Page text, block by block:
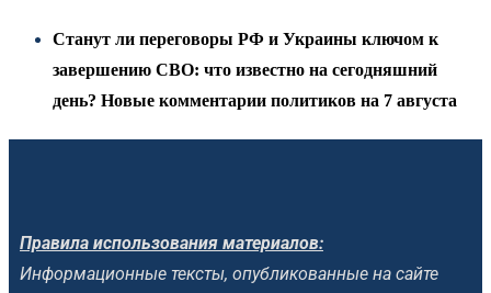
Станут ли переговоры РФ и Украины ключом к
завершению СВО: что известно на сегодняшний
день? Новые комментарии политиков на 7 августа
Правила использования материалов:
Информационные тексты, опубликованные на сайте